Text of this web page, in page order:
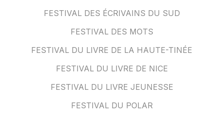
FESTIVAL DES ÉCRIVAINS DU SUD
FESTIVAL DES MOTS
FESTIVAL DU LIVRE DE LA HAUTE-TINÉE
FESTIVAL DU LIVRE DE NICE
FESTIVAL DU LIVRE JEUNESSE
FESTIVAL DU POLAR